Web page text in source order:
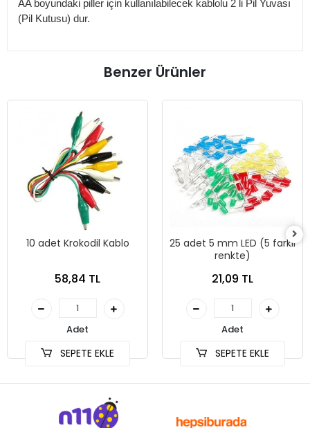
AA boyundaki piller için kullanılabilecek kablolu 2 li Pil Yuvası
(Pil Kutusu) dur.
Benzer Ürünler
10 adet Krokodil Kablo
58,84 TL
Adet
SEPETE EKLE
25 adet 5 mm LED (5 farklı
renkte)
21,09 TL
Adet
SEPETE EKLE